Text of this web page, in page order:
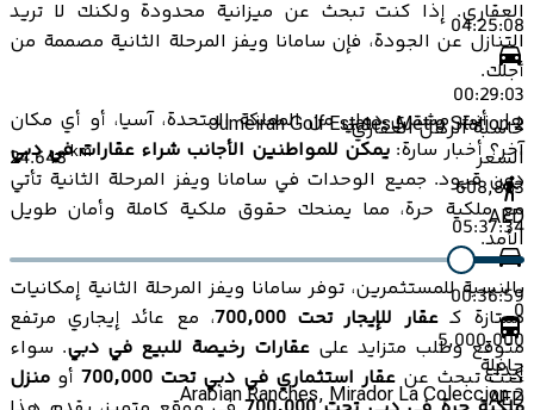
العقاري. إذا كنت تبحث عن ميزانية محدودة ولكنك لا تريد
التنازل عن الجودة، فإن سامانا ويفز المرحلة الثانية مصممة من
أجلك.
هل أنت مشتري دولي من المملكة المتحدة، آسيا، أو أي مكان
آخر؟ أخبار سارة:يمكن للمواطنين الأجانب شراء عقارات في دبي
دون قيود. جميع الوحدات في سامانا ويفز المرحلة الثانية تأتي
مع ملكية حرة، مما يمنحك حقوق ملكية كاملة وأمان طويل
الأمد.
بالنسبة للمستثمرين، توفر سامانا ويفز المرحلة الثانية إمكانيات
ممتازة كـعقار للإيجار تحت 700,000
، مع عائد إيجاري مرتفع
متوقع وطلب متزايد علىعقارات رخيصة للبيع في دبي. سواء
كنت تبحث عنعقار استثماري في دبي تحت 700,000 أو منزل
04:25:08
00:29:03
Jumeirah Golf Estates Metro Station 2
24.648km
05:37:34
00:36:59
حافلة
Arabian Ranches, Mirador La Coleccion 2
حاسبة الرهن العقاري
السعر
608,883
AED
0
5,000,000
إيداع
AED